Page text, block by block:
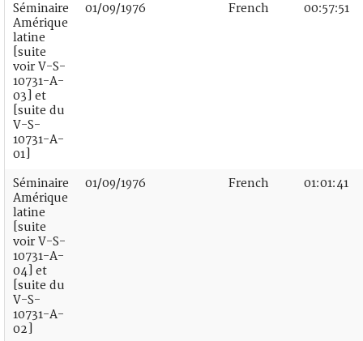
Séminaire
Amérique
latine
[suite
voir V-S-
10731-A-
03] et
[suite du
V-S-
10731-A-
01]
01/09/1976 French 00:57:51
Séminaire
Amérique
latine
[suite
voir V-S-
10731-A-
04] et
[suite du
V-S-
10731-A-
02]
01/09/1976 French 01:01:41